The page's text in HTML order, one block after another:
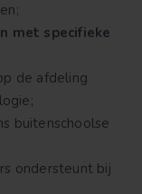
met specifieke
de afdeling
buitenschoolse
ondersteunt bij